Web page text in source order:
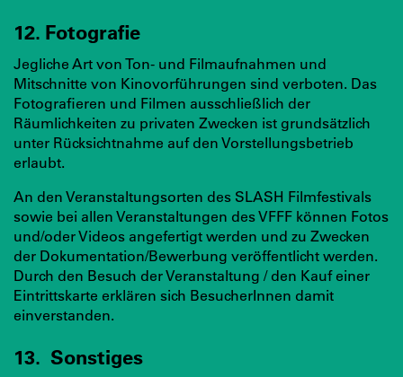
12. Fotografie
Jegliche Art von Ton- und Filmaufnahmen und
Mitschnitte von Kinovorführungen sind verboten. Das
Fotografieren und Filmen ausschließlich der
Räumlichkeiten zu privaten Zwecken ist grundsätzlich
unter Rücksichtnahme auf den Vorstellungsbetrieb
erlaubt.
An den Veranstaltungsorten des SLASH Filmfestivals
sowie bei allen Veranstaltungen des VFFF können Fotos
und/oder Videos angefertigt werden und zu Zwecken
der Dokumentation/Bewerbung veröffentlicht werden.
Durch den Besuch der Veranstaltung / den Kauf einer
Eintrittskarte erklären sich BesucherInnen damit
einverstanden.
13. Sonstiges